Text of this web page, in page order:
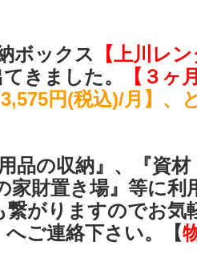
ボックス
【上川レ
きました。
【３ヶ
円(税込)/月】、
用品の収納』、『資
財置き場』 等に利
がりますのでお気
へご連絡下さい。【